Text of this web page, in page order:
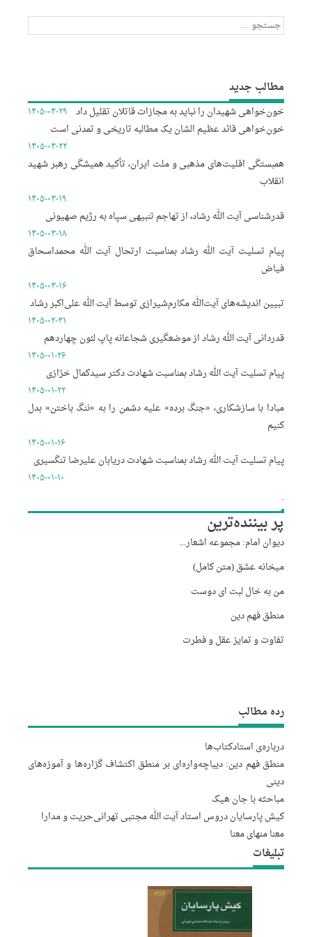
جستجو
برای:
مطالب جدید
خون‌خواهی شهیدان را نباید به مجازات قاتلان تقلیل داد ۱۴۰۵-۰۴-۲۹
خون‌خواهی قائد عظیم الشان یک مطالبه تاریخی و تمدنی است
۱۴۰۵-۰۴-۲۲
همبستگی اقلیت‌های مذهبی و ملت ایران، تأکید همیشگی رهبر شهید
انقلاب
۱۴۰۵-۰۳-۱۹
قدرشناسی آیت الله رشاد، از تهاجم تنبیهی سپاه به رژیم صهیونی
۱۴۰۵-۰۳-۱۸
پیام تسلیت آیت الله رشاد بمناسبت ارتحال آیت الله محمداسحاق
فیاض
۱۴۰۵-۰۳-۱۶
تبیین اندیشه‌های آیت‌الله مکارم‌شیرازی توسط آیت الله علی‌اکبر رشاد
۱۴۰۵-۰۲-۳۱
قدردانی آیت الله رشاد از موضعگیری شجاعانه پاپ لئون چهاردهم
۱۴۰۵-۰۱-۲۶
پیام تسلیت آیت الله رشاد بمناسبت شهادت دکتر سیدکمال خرّازی
۱۴۰۵-۰۱-۲۲
مبادا با سازشکاری، «جنگ برده» علیه دشمن را به «ننگ باختن» بدل
کنیم
۱۴۰۵-۰۱-۱۶
پیام تسلیت آیت الله رشاد بمناسبت شهادت دریابان علیرضا تنگسیری
۱۴۰۵-۰۱-۱۰
.
پر بیننده‌ترین
دیوان امام: مجموعه اشعار...
میخانه عشق (متن کامل)
من به خال لبت ای دوست
منطق فهم دین
تفاوت و تمایز عقل و فطرت
رده مطالب
درباره‌‌ی استادکتاب‌ها
منطق فهم دین: دیباچه‌واره‌ای بر منطق اکتشاف گزاره‌ها و آموزه‌های
دینی
مباحثه با جان هیک
کیش پارسایان دروس استاد آیت الله مجتبى تهرانىحریت و مدارا
معنا منهای معنا
تبلیغات